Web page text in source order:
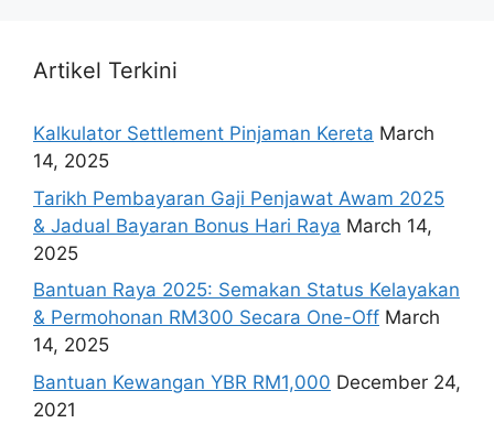
Artikel Terkini
Kalkulator Settlement Pinjaman Kereta March
14, 2025
Tarikh Pembayaran Gaji Penjawat Awam 2025
& Jadual Bayaran Bonus Hari Raya March 14,
2025
Bantuan Raya 2025: Semakan Status Kelayakan
& Permohonan RM300 Secara One-Off March
14, 2025
Bantuan Kewangan YBR RM1,000 December 24,
2021